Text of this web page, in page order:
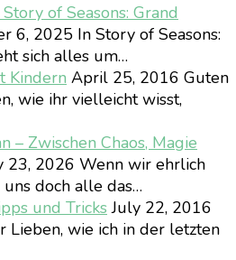
of Seasons: Grand
6, 2025 In Story of Seasons:
sich alles um…
Kindern April 25, 2016 Guten
wie ihr vielleicht wisst,
– Zwischen Chaos, Magie
23, 2026 Wenn wir ehrlich
doch alle das…
und TricksJuly 22, 2016
Lieben, wie ich in der letzten